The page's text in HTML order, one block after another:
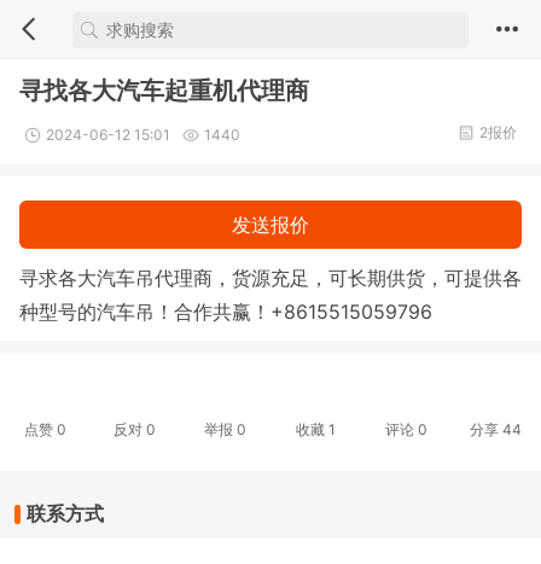
寻找各大汽车起重机代理商
2024-06-12 15:01 1440 2报价
发送报价
寻求各大汽车吊代理商，货源充足，可长期供货，可提供各
种型号的汽车吊！合作共赢！+8615515059796
点赞 0 反对0 举报 0 收藏 1 评论 0 分享44
联系方式